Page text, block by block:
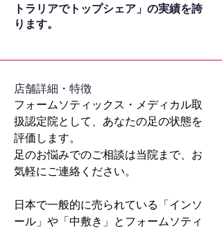
トラリアでトップシェア」の実績を誇
ります。
​店舗詳細・特徴
フォームソティックス・メディカル取
扱認定院として、あなたの足の状態を
評価します。
足のお悩みでのご相談は当院まで、お
気軽にご連絡ください。
日本で一般的に売られている「インソ
ール」や「中敷き」とフォームソティ